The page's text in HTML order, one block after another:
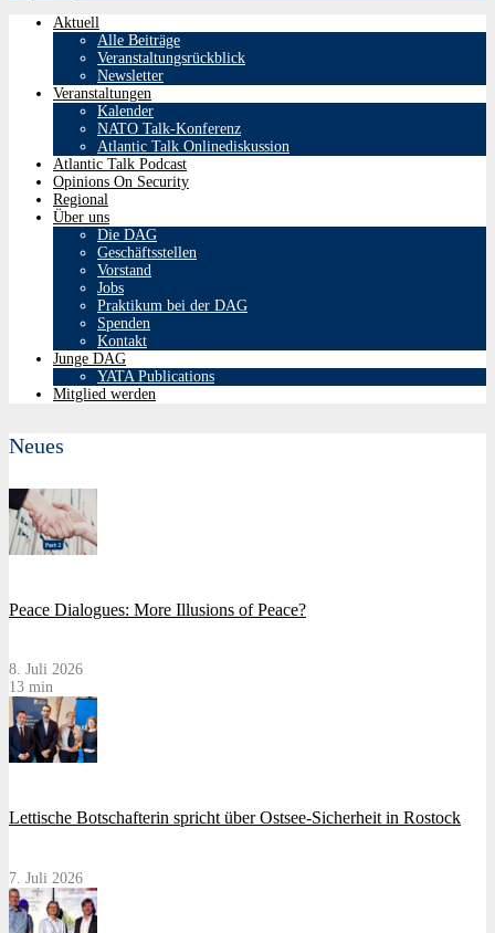
Aktuell
Alle Beiträge
Veranstaltungsrückblick
Newsletter
Veranstaltungen
Kalender
NATO Talk-Konferenz
Atlantic Talk Onlinediskussion
Atlantic Talk Podcast
Opinions On Security
Regional
Über uns
Die DAG
Geschäftsstellen
Vorstand
Jobs
Praktikum bei der DAG
Spenden
Kontakt
Junge DAG
YATA Publications
Mitglied werden
Neues
Peace Dialogues: More Illusions of Peace?
8. Juli 2026
13 min
Lettische Botschafterin spricht über Ostsee-Sicherheit in Rostock
7. Juli 2026